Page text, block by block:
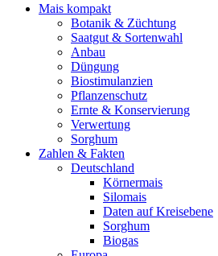
Mais kompakt
Botanik & Züchtung
Saatgut & Sortenwahl
Anbau
Düngung
Biostimulanzien
Pflanzenschutz
Ernte & Konservierung
Verwertung
Sorghum
Zahlen & Fakten
Deutschland
Körnermais
Silomais
Daten auf Kreisebene
Sorghum
Biogas